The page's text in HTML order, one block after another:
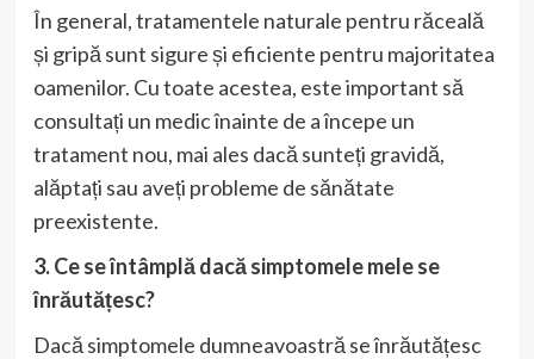
În general, tratamentele naturale pentru răceală
și gripă sunt sigure și eficiente pentru majoritatea
oamenilor. Cu toate acestea, este important să
consultați un medic înainte de a începe un
tratament nou, mai ales dacă sunteți gravidă,
alăptați sau aveți probleme de sănătate
preexistente.
3. Ce se întâmplă dacă simptomele mele se
înrăutățesc?
Dacă simptomele dumneavoastră se înrăutățesc